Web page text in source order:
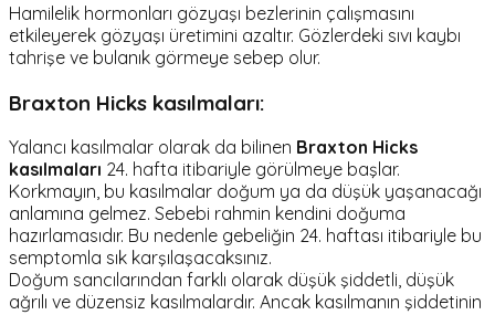
Hamilelik hormonları gözyaşı bezlerinin çalışmasını
etkileyerek gözyaşı üretimini azaltır. Gözlerdeki sıvı kaybı
tahrişe ve bulanık görmeye sebep olur.
Braxton Hicks kasılmaları:
Yalancı kasılmalar olarak da bilinen Braxton Hicks
kasılmaları 24. hafta itibariyle görülmeye başlar.
Korkmayın, bu kasılmalar doğum ya da düşük yaşanacağı
anlamına gelmez. Sebebi rahmin kendini doğuma
hazırlamasıdır. Bu nedenle gebeliğin 24. haftası itibariyle bu
semptomla sık karşılaşacaksınız.
Doğum sancılarından farklı olarak düşük şiddetli, düşük
ağrılı ve düzensiz kasılmalardır. Ancak kasılmanın şiddetinin